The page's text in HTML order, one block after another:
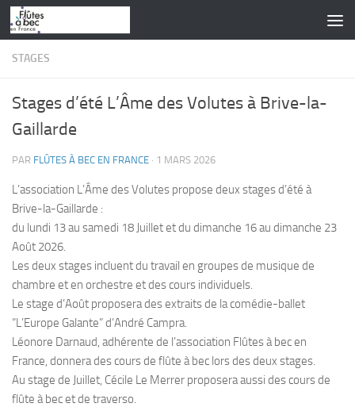
Skip to content
STAGES
Stages d’été L’Âme des Volutes à Brive-la-
Gaillarde
PAR FLÛTES À BEC EN FRANCE · 1 MARS 2026
L’association L’Âme des Volutes propose deux stages d’été à
Brive-la-Gaillarde :
du lundi 13 au samedi 18 Juillet et du dimanche 16 au dimanche 23
Août 2026.
Les deux stages incluent du travail en groupes de musique de
chambre et en orchestre et des cours individuels.
Le stage d’Août proposera des extraits de la comédie-ballet
“L’Europe Galante” d’André Campra.
Léonore Darnaud, adhérente de l’association Flûtes à bec en
France, donnera des cours de flûte à bec lors des deux stages.
Au stage de Juillet, Cécile Le Merrer proposera aussi des cours de
flûte à bec et de traverso.